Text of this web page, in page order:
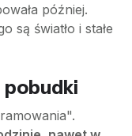
później.
są światło i stałe
pobudki